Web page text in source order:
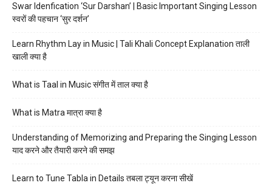
Swar Idenfication ‘Sur Darshan’ | Basic Important Singing Lesson
स्वरों की पहचान ‘सुर दर्शन’
Learn Rhythm Lay in Music | Tali Khali Concept Explanation ताली
खाली क्या है
What is Taal in Music संगीत में ताल क्या है
What is Matra मात्रा क्या है
Understanding of Memorizing and Preparing the Singing Lesson
याद करने और तैयारी करने की समझ
Learn to Tune Tabla in Details तबला ट्यून करना सीखें